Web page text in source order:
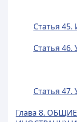
Статья
Статья 46.
Статья
Глава 8.